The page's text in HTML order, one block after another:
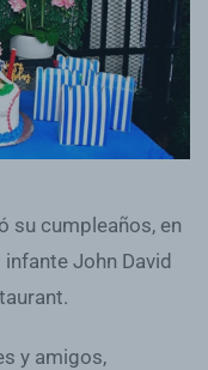
su cumpleaños, en
John David
y amigos,